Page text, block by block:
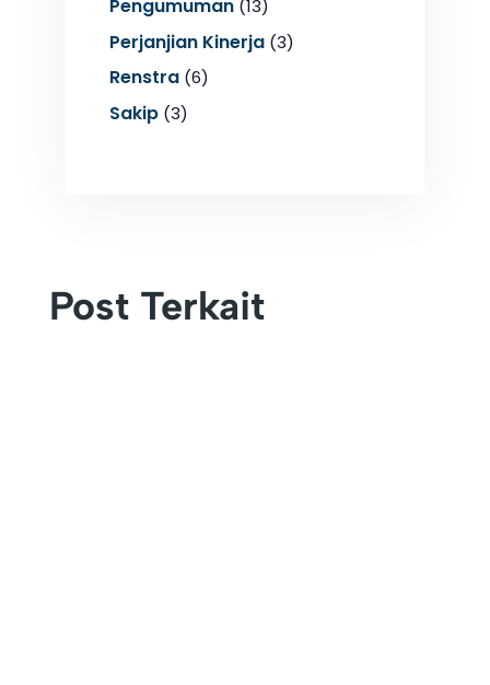
Pengumuman(13)
Perjanjian Kinerja(3)
Renstra(6)
Sakip(3)
Post Terkait